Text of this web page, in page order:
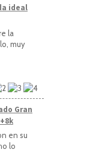
ideal
la
muy
Gran
en su
lo